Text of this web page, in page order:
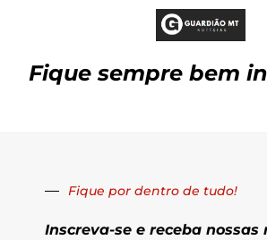
Fique sempre bem
Fique por dentro de tudo!
Inscreva-se e receba nossas